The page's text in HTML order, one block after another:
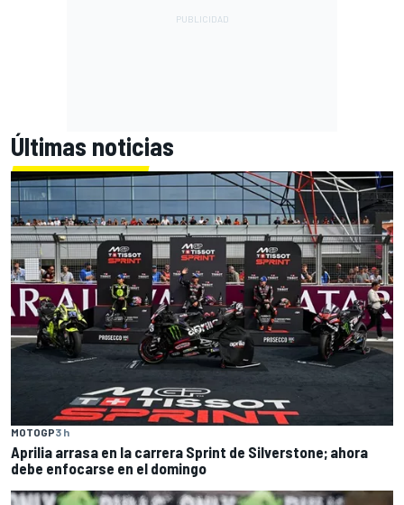
Últimas noticias
MOTOGP3 h
Aprilia arrasa en la carrera Sprint de Silverstone; ahora
debe enfocarse en el domingo